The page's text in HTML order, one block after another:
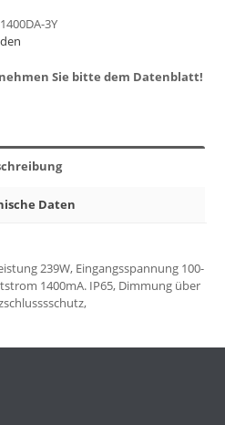
3Y
Sie bitte dem Datenblatt!
Daten
239W, Eingangsspannung 100-
1400mA. IP65, Dimmung über